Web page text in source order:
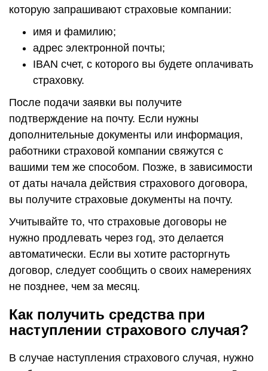
которую запрашивают страховые компании:
имя и фамилию;
адрес электронной почты;
IBAN счет, с которого вы будете оплачивать
страховку.
После подачи заявки вы получите
подтверждение на почту. Если нужны
дополнительные документы или информация,
работники страховой компании свяжутся с
вашими тем же способом. Позже, в зависимости
от даты начала действия страхового договора,
вы получите страховые документы на почту.
Учитывайте то, что страховые договоры не
нужно продлевать через год, это делается
автоматически. Если вы хотите расторгнуть
договор, следует сообщить о своих намерениях
не позднее, чем за месяц.
Как получить средства при
наступлении страхового случая?
В случае наступления страхового случая, нужно